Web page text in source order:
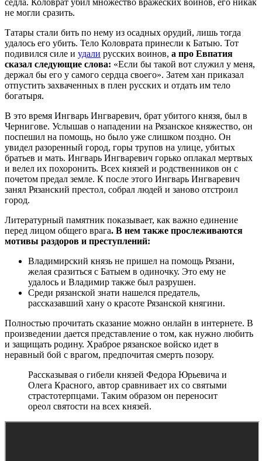
седла. Коловрат убил множество вражеских воинов, его никак
не могли сразить.
Татары стали бить по нему из осадных орудий, лишь тогда
удалось его убить. Тело Коловрата принесли к Батыю. Тот
подивился силе и удали русских воинов, а про Евпатия
сказал следующие слова: «Если бы такой вот служил у меня,
держал бы его у самого сердца своего». Затем хан приказал
отпустить захваченных в плен русских и отдать им тело
богатыря.
В это время Ингварь Ингваревич, брат убитого князя, был в
Чернигове. Услышав о нападении на Рязанское княжество, он
поспешил на помощь, но было уже слишком поздно. Он
увидел разоренный город, горы трупов на улице, убитых
братьев и мать. Ингварь Ингваревич горько оплакал мертвых
и велел их похоронить. Всех князей и родственников он с
почетом предал земле. К после этого Ингварь Ингваревич
занял Рязанский престол, собрал людей и заново отстроил
город.
Литературный памятник показывает, как важно единение
перед лицом общего врага. В нем также прослеживаются
мотивы раздоров и преступлений:
Владимирский князь не пришел на помощь Рязани,
желая сразиться с Батыем в одиночку. Это ему не
удалось и Владимир также был разрушен.
Среди рязанской знати нашелся предатель,
рассказавший хану о красоте Рязанской княгини.
Полностью прочитать сказание можно онлайн в интернете. В
произведении дается представление о том, как нужно любить
и защищать родину. Храброе рязанское войско идет в
неравный бой с врагом, предпочитая смерть позору.
Рассказывая о гибели князей Федора Юрьевича и
Олега Красного, автор сравнивает их со святыми
страстотерпцами. Таким образом он переносит
ореол святости на всех князей.